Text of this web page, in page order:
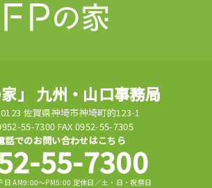
家」 九州・山口事務局
佐賀県神埼市神埼町的123-1
55-7300 FAX 0952-55-7305
話でのお問い合わせはこちら
55-7300
日 AM9:00～PM5:00 定休日／土・日・祝祭日